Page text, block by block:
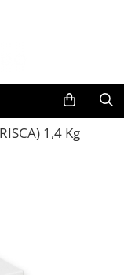
1,4 Kg